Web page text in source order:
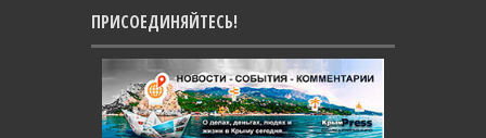
ПРИСОЕДИНЯЙТЕСЬ!